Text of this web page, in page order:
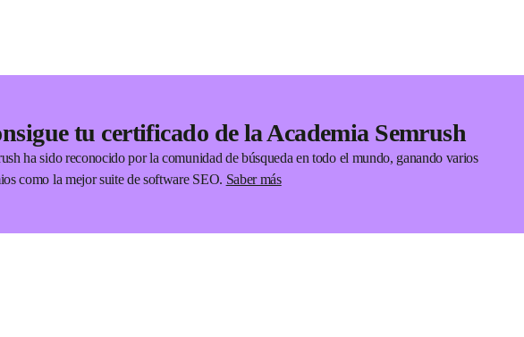
tu certificado de la Academia Semrush
ha sido reconocido por la comunidad de búsqueda en todo el mundo, ganando varios
como la mejor suite de software SEO. Saber más